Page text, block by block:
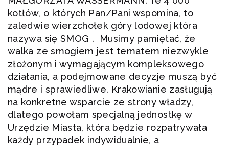
kotłów, o których Pan/Pani wspomina, to
zaledwie wierzchołek góry lodowej która
nazywa się SMOG . Musimy pamiętać, że
walka ze smogiem jest tematem niezwykle
złożonym i wymagającym kompleksowego
działania, a podejmowane decyzje muszą być
mądre i sprawiedliwe. Krakowianie zasługują
na konkretne wsparcie ze strony władzy,
dlatego powołam specjalną jednostkę w
Urzędzie Miasta, która będzie rozpatrywała
każdy przypadek indywidualnie, a